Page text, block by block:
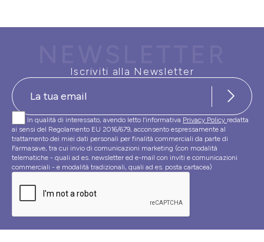
Iscriviti alla Newsletter
In qualità di interessato, avendo letto l’informativa Privacy Policy redatta
ai sensi del Regolamento EU 2016/679, acconsento espressamente al
trattamento dei miei dati personali per finalità commerciali da parte di
Farmasave, tra cui invio di comunicazioni marketing (con modalità
telematiche - quali ad es. newsletter ed e-mail con inviti e comunicazioni
commerciali - e modalità tradizionali, quali ad es. posta cartacea)